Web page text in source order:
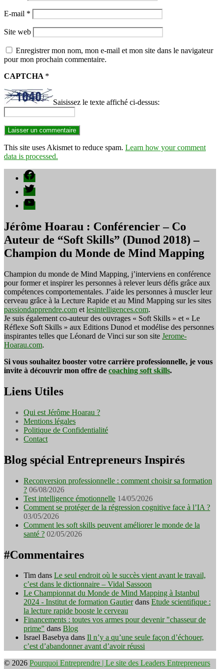
E-mail *
Site web
Enregistrer mon nom, mon e-mail et mon site dans le navigateur
pour mon prochain commentaire.
CAPTCHA *
Saisissez le texte affiché ci-dessus:
This site uses Akismet to reduce spam. Learn how your comment
data is processed.
Facebook
Twitter
YouTube
Jérôme Hoarau : Conférencier – Co
Auteur de “Soft Skills” (Dunod 2018) –
Champion du Monde de Mind Mapping
Champion du monde de Mind Mapping, j’interviens en conférence
pour former et inspirer les personnes à relever leurs défis grâce aux
compétences comportementales. J’aide les personnes à muscler leur
cerveau grâce à la Lecture Rapide et au Mind Mapping sur les sites
passiondapprendre.com et lesintelligences.com.
Je suis également co-auteur des ouvrages « Soft Skills » et « Le
Réflexe Soft Skills » aux Editions Dunod et modélise des personnes
inspirantes telles que Léonard de Vinci sur son site Jerome-
Hoarau.com.
Si vous souhaitez booster votre carrière professionnelle, je vous
invite à découvrir mon offre de coaching soft skills.
Liens Utiles
Qui est Jérôme Hoarau ?
Mentions légales
Politique de Confidentialité
Contact
Blog spécial Entrepreneurs Inspirés
Reconversion professionnelle : comment choisir sa formation
? 06/08/2026
Test intelligence émotionnelle 14/05/2026
Comment se protéger de la régression cognitive face à l’IA ?
03/05/2026
Comment les soft skills peuvent améliorer le monde de la
santé ? 02/05/2026
#Commentaires
Tim dans Le seul endroit où le succès vient avant le travail,
c’est dans le dictionnaire – Vidal Sassoon
Le Championnat du Monde de Mind Mapping à Istanbul
2024 - Institut de formation Gautierdans Etude scientifique :
la lecture rapide booste le cerveau
Financements : toutes vos armes pour devenir "chasseur de
prime" dans Blog
Israel Basebya dans Il n’y a qu’une seule façon d’échouer,
c’est d’abandonner avant d’avoir réussi
© 2026 Pourquoi Entreprendre | Le site des Leaders Entrepreneurs